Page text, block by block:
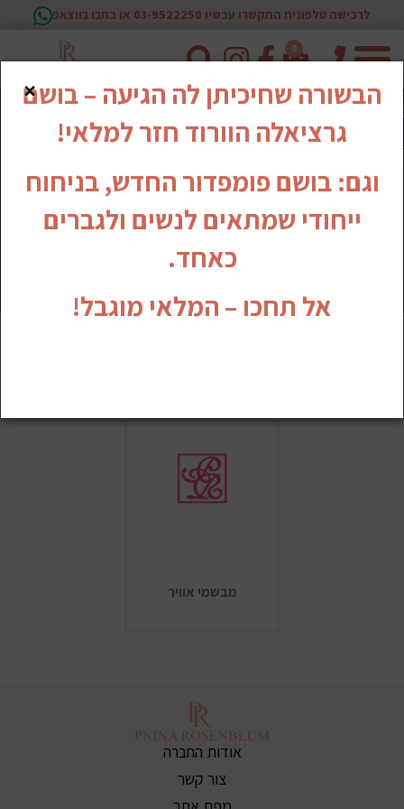
לרכישה טלפונית התקשרו עכשיו 03-9522250 או כתבו בווצאפ
טלפון
0
מבשמי אוויר
אודות החברה
צור קשר
×
הבשורה שחיכיתן לה הגיעה – בושם
גרציאלה הוורוד חזר למלאי!
וגם: בושם פומפדור החדש, בניחוח
ייחודי שמתאים לנשים ולגברים
כאחד.
אל תחכו – המלאי מוגבל!